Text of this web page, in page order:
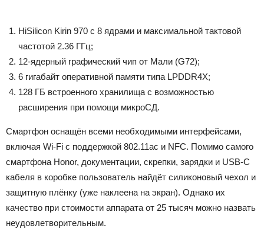
HiSilicon Kirin 970 с 8 ядрами и максимальной тактовой
частотой 2.36 ГГц;
12-ядерный графический чип от Мали (G72);
6 гигабайт оперативной памяти типа LPDDR4X;
128 ГБ встроенного хранилища с возможностью
расширения при помощи микроСД.
Смартфон оснащён всеми необходимыми интерфейсами,
включая Wi-Fi с поддержкой 802.11ac и NFC. Помимо самого
смартфона Honor, документации, скрепки, зарядки и USB-С
кабеля в коробке пользователь найдёт силиконовый чехол и
защитную плёнку (уже наклеена на экран). Однако их
качество при стоимости аппарата от 25 тысяч можно назвать
неудовлетворительным.